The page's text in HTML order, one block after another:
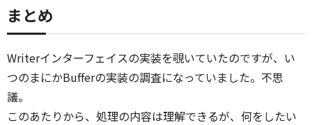
まとめ
Writerインターフェイスの実装を覗いていたのですが、い
つのまにかBufferの実装の調査になっていました。不思
議。
このあたりから、処理の内容は理解できるが、何をしたい